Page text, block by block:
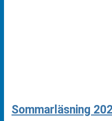
Sommarläsning